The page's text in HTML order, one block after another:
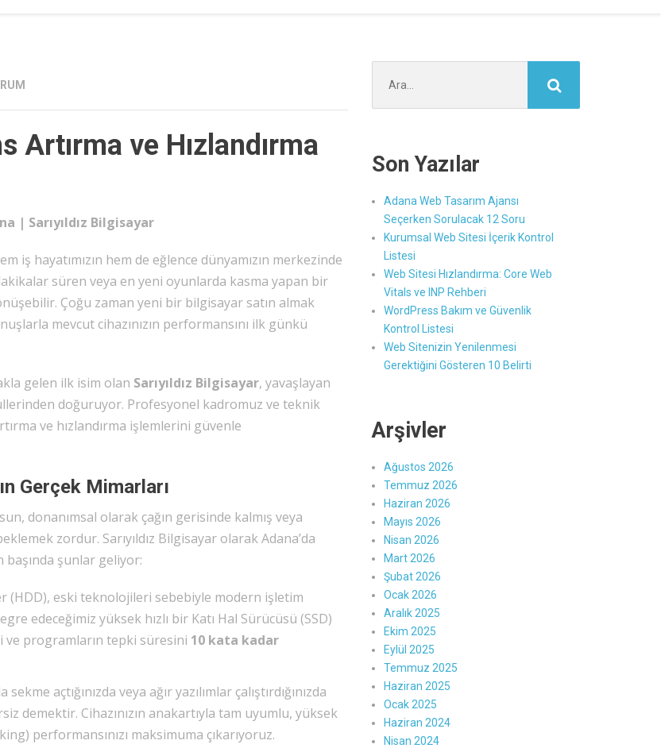
ve Hızlandırma
| Sarıyıldız Bilgisayar
hayatımızın hem de eğlence dünyamızın merkezinde
süren veya en yeni oyunlarda kasma yapan bir
Çoğu zaman yeni bir bilgisayar satın almak
mevcut cihazınızın performansını ilk günkü
gelen ilk isim olan Sarıyıldız Bilgisayar, yavaşlayan
doğuruyor. Profesyonel kadromuz ve teknik
ve hızlandırma işlemlerini güvenle
Gerçek Mimarları
donanımsal olarak çağın gerisinde kalmış veya
zordur. Sarıyıldız Bilgisayar olarak Adana’da
başında şunlar geliyor:
(HDD), eski teknolojileri sebebiyle modern işletim
edeceğimiz yüksek hızlı bir Katı Hal Sürücüsü (SSD)
ve programların tepki süresini 10 kata kadar
açtığınızda veya ağır yazılımlar çalıştırdığınızda
demektir. Cihazınızın anakartıyla tam uyumlu, yüksek
performansınızı maksimuma çıkarıyoruz.
ara:
Son Yazılar
Adana Web Tasarım Ajansı
Seçerken Sorulacak 12 Soru
Kurumsal Web Sitesi İçerik Kontrol
Listesi
Web Sitesi Hızlandırma: Core Web
Vitals ve INP Rehberi
WordPress Bakım ve Güvenlik
Kontrol Listesi
Web Sitenizin Yenilenmesi
Gerektiğini Gösteren 10 Belirti
Arşivler
Ağustos 2026
Temmuz 2026
Haziran 2026
Mayıs 2026
Nisan 2026
Mart 2026
Şubat 2026
Ocak 2026
Aralık 2025
Ekim 2025
Eylül 2025
Temmuz 2025
Haziran 2025
Ocak 2025
Haziran 2024
Nisan 2024